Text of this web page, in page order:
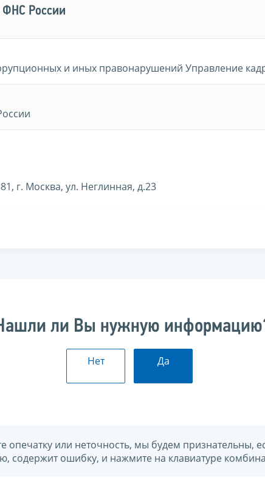
ФНС России
и иных правонарушений Управление
г. Москва, ул. Неглинная, д.23
ли Вы нужную
Нет Да
опечатку или неточность, мы будем признательны,
содержит ошибку, и нажмите на клавиатуре